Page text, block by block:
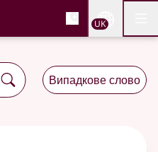
вмісту
букмола та
UK
Випадкове слово